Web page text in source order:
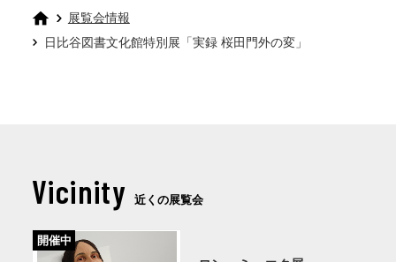
展覧会情報
日比谷図書文化館特別展「実録 桜田門外の変」
Vicinity 近くの展覧会
開催中